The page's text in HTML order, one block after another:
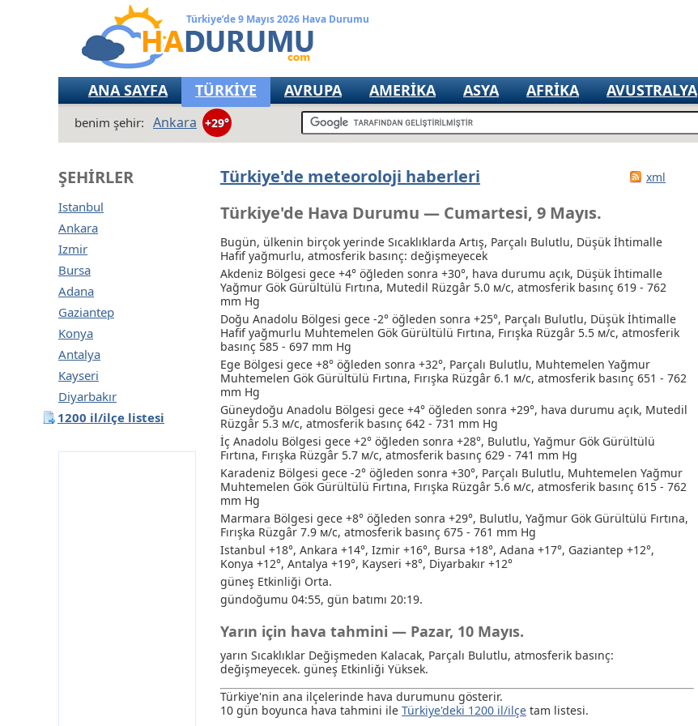
Türkiye’de 9 Mayıs 2026 Hava Durumu
ANA SAYFA TÜRKİYE AVRUPA AMERIKA ASYA AFRIKA AVUSTRALYA
benim şehir: Ankara +29°
ŞEHIRLER
Istanbul
Ankara
Izmir
Bursa
Adana
Gaziantep
Konya
Antalya
Kayseri
Diyarbakır
1200 il/ilçe listesi
Türkiye'de meteoroloji haberleri xml
Türkiye'de Hava Durumu — Cumartesi, 9 Mayıs.
Bugün, ülkenin birçok yerinde Sıcaklıklarda Artış, Parçalı Bulutlu, Düşük İhtimalle
Hafif yağmurlu, atmosferik basınç: değişmeyecek
Akdeniz Bölgesi gece +4° öğleden sonra +30°, hava durumu açık, Düşük İhtimalle
Yağmur Gök Gürültülü Fırtına, Mutedil Rüzgâr 5.0 м/с, atmosferik basınç 619 - 762
mm Hg
Doğu Anadolu Bölgesi gece -2° öğleden sonra +25°, Parçalı Bulutlu, Düşük İhtimalle
Hafif yağmurlu Muhtemelen Gök Gürültülü Fırtına, Fırışka Rüzgâr 5.5 м/с, atmosferik
basınç 585 - 697 mm Hg
Ege Bölgesi gece +8° öğleden sonra +32°, Parçalı Bulutlu, Muhtemelen Yağmur
Muhtemelen Gök Gürültülü Fırtına, Fırışka Rüzgâr 6.1 м/с, atmosferik basınç 651 - 762
mm Hg
Güneydoğu Anadolu Bölgesi gece +4° öğleden sonra +29°, hava durumu açık, Mutedil
Rüzgâr 5.3 м/с, atmosferik basınç 642 - 731 mm Hg
İç Anadolu Bölgesi gece +2° öğleden sonra +28°, Bulutlu, Yağmur Gök Gürültülü
Fırtına, Fırışka Rüzgâr 5.7 м/с, atmosferik basınç 629 - 741 mm Hg
Karadeniz Bölgesi gece -2° öğleden sonra +30°, Parçalı Bulutlu, Muhtemelen Yağmur
Muhtemelen Gök Gürültülü Fırtına, Fırışka Rüzgâr 5.6 м/с, atmosferik basınç 615 - 762
mm Hg
Marmara Bölgesi gece +8° öğleden sonra +29°, Bulutlu, Yağmur Gök Gürültülü Fırtına,
Fırışka Rüzgâr 7.9 м/с, atmosferik basınç 675 - 761 mm Hg
Istanbul +18°, Ankara +14°, Izmir +16°, Bursa +18°, Adana +17°, Gaziantep +12°,
Konya +12°, Antalya +19°, Kayseri +8°, Diyarbakır +12°
güneş Etkinliği Orta.
gündoğumu 04:55, gün batımı 20:19.
Yarın için hava tahmini — Pazar, 10 Mayıs.
yarın Sıcaklıklar Değişmeden Kalacak, Parçalı Bulutlu, atmosferik basınç:
değişmeyecek. güneş Etkinliği Yüksek.
Türkiye'nin ana ilçelerinde hava durumunu gösterir.
10 gün boyunca hava tahmini ile Türkiye'deki 1200 il/ilçe tam listesi.